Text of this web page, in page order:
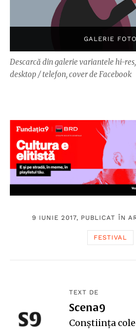
Descarcă din galerie variantele hi-
desktop / telefon, cover de Facebook
9 IUNIE 2017, PUBLICAT ÎN
FESTIVAL
TEXT DE
Scena9
Conștiința